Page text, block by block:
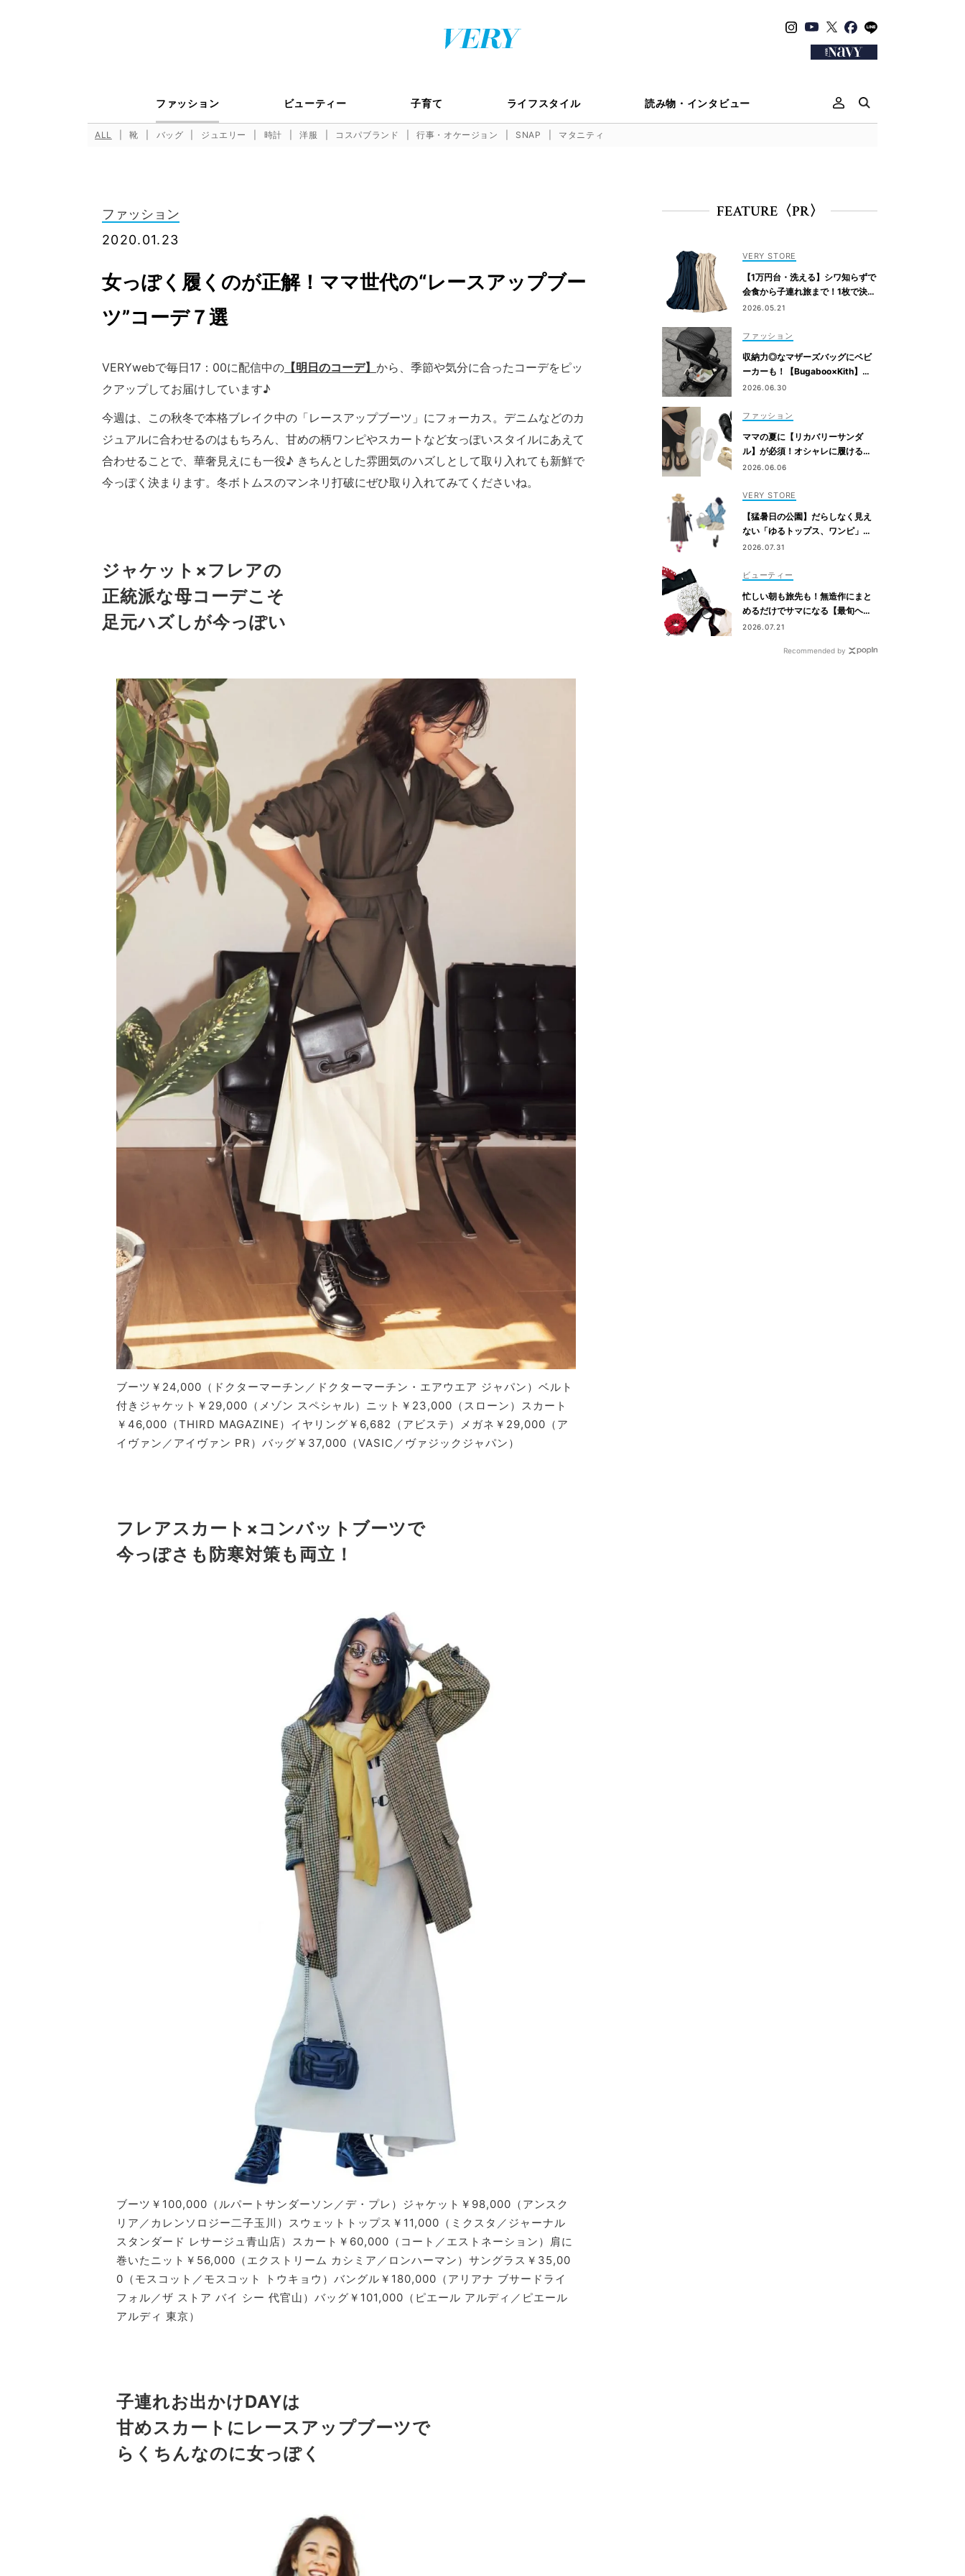
ファッション ビューティー 子育て ライフスタイル 読み物・インタビュー
ALL 靴 バッグ ジュエリー 時計 洋服 コスパブランド 行事・オケージョン SNAP マタニティ
ファッション
2020.01.23
女っぽく履くのが正解！ママ世代の“レースアップブー
ツ”コーデ７選
VERYwebで毎日17：00に配信中の 【明日のコーデ】 から、季節や気分に合ったコーデをピッ
クアップしてお届けしています♪
今週は、この秋冬で本格ブレイク中の「レースアップブーツ」にフォーカス。デニムなどのカ
ジュアルに合わせるのはもちろん、甘めの柄ワンピやスカートなど女っぽいスタイルにあえて
合わせることで、華奢見えにも一役♪ きちんとした雰囲気のハズしとして取り入れても新鮮で
今っぽく決まります。冬ボトムスのマンネリ打破にぜひ取り入れてみてくださいね。
ジャケット×フレアの
正統派な母コーデこそ
足元ハズしが今っぽい
ブーツ￥24,000（ドクターマーチン／ドクターマーチン・エアウエア ジャパン）ベルト
付きジャケット￥29,000（メゾン スペシャル）ニット￥23,000（スローン）スカート
￥46,000（THIRD MAGAZINE）イヤリング￥6,682（アビステ）メガネ￥29,000（ア
イヴァン／アイヴァン PR）バッグ￥37,000（VASIC／ヴァジックジャパン）
フレアスカート×コンバットブーツで
今っぽさも 防寒対策も両立！
ブーツ￥100,000（ルパートサンダーソン／デ・プレ）ジャケット￥98,000（アンスク
リア／カレンソロジー二子玉川）スウェットトップス￥11,000（ミクスタ／ジャーナル
スタンダード レサージュ青山店）スカート￥60,000（コート／エストネーション）肩に
巻いたニット￥56,000（エクストリーム カシミア／ロンハーマン）サングラス￥35,00
0（モスコット／モスコット トウキョウ）バングル￥180,000（アリアナ ブサードライ
フォル／ザ ストア バイ シー 代官山）バッグ￥101,000（ピエール アルディ／ピエール
アルディ 東京）
子連れお出かけDAYは
甘めスカートにレースアップブーツで
らくちんなのに女っぽく
FEATURE〈PR〉
VERY STORE
【1万円台・洗える】シワ知らずで
会食から子連れ旅まで！1枚で決ま
る『リボンワンピース』
2026.05.21
ファッション
収納力◎なマザーズバッグにベビ
ーカーも！【Bugaboo×Kith】が
限定コラボ
2026.06.30
ファッション
ママの夏に【リカバリーサンダ
ル】が必須！オシャレに履ける最
旬7選
2026.06.06
VERY STORE
【猛暑日の公園】だらしなく見え
ない「ゆるトップス、ワンピ」コ
ーデ
2026.07.31
ビューティー
忙しい朝も旅先も！無造作にまと
めるだけでサマになる【最旬ヘア
アクセ】6選
2026.07.21
Recommended by